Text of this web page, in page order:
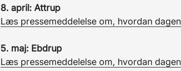
8. april: Attrup
Læs pressemeddelelse om, hvordan
5. maj: Ebdrup
Læs pressemeddelelse om, hvordan